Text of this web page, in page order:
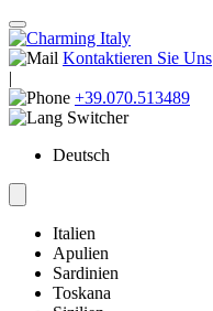
Kontaktieren Sie Uns
|
+39.070.513489
Deutsch
Italien
Apulien
Sardinien
Toskana